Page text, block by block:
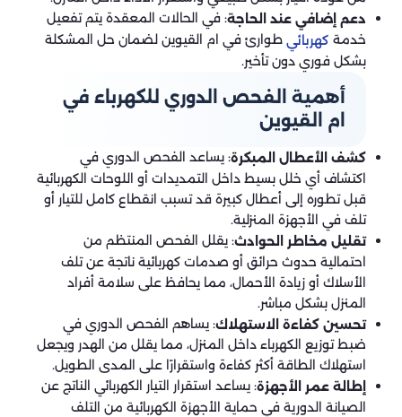
دعم إضافي عند الحاجة: في الحالات المعقدة يتم تفعيل
خدمة كهربائي طوارئ في ام القيوين لضمان حل المشكلة
بشكل فوري دون تأخير.
أهمية الفحص الدوري للكهرباء في
ام القيوين
كشف الأعطال المبكرة: يساعد الفحص الدوري في
اكتشاف أي خلل بسيط داخل التمديدات أو اللوحات الكهربائية
قبل تطوره إلى أعطال كبيرة قد تسبب انقطاع كامل للتيار أو
تلف في الأجهزة المنزلية.
تقليل مخاطر الحوادث: يقلل الفحص المنتظم من
احتمالية حدوث حرائق أو صدمات كهربائية ناتجة عن تلف
الأسلاك أو زيادة الأحمال، مما يحافظ على سلامة أفراد
المنزل بشكل مباشر.
تحسين كفاءة الاستهلاك: يساهم الفحص الدوري في
ضبط توزيع الكهرباء داخل المنزل، مما يقلل من الهدر ويجعل
استهلاك الطاقة أكثر كفاءة واستقرارًا على المدى الطويل.
إطالة عمر الأجهزة: يساعد استقرار التيار الكهربائي الناتج عن
الصيانة الدورية في حماية الأجهزة الكهربائية من التلف